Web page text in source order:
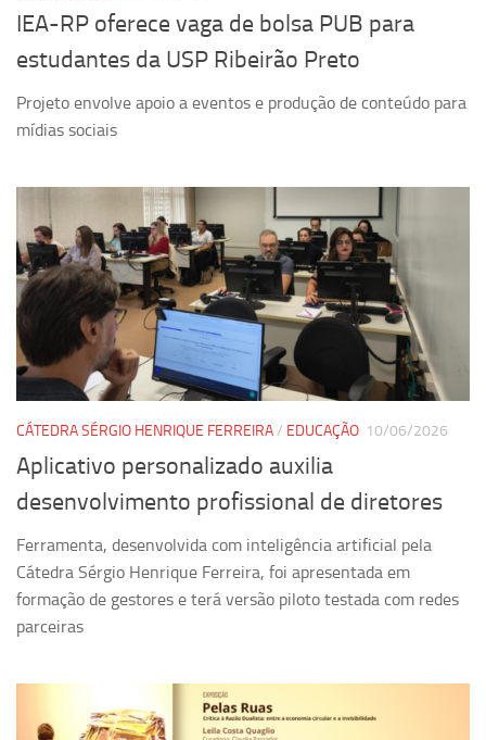
Pint of Science
União Pró-Vacina
Publicações
Relatórios
Revista Estudos Avançados
Espaço Cultural
Contato
Newsletter
IEA-RP oferece vaga de bolsa PUB para
estudantes da USP Ribeirão Preto
Projeto envolve apoio a eventos e produção de conteúdo para
mídias sociais
CÁTEDRA SÉRGIO HENRIQUE FERREIRA/ EDUCAÇÃO 10/06/2026
Aplicativo personalizado auxilia
desenvolvimento profissional de diretores
Ferramenta, desenvolvida com inteligência artificial pela
Cátedra Sérgio Henrique Ferreira, foi apresentada em
formação de gestores e terá versão piloto testada com redes
parceiras